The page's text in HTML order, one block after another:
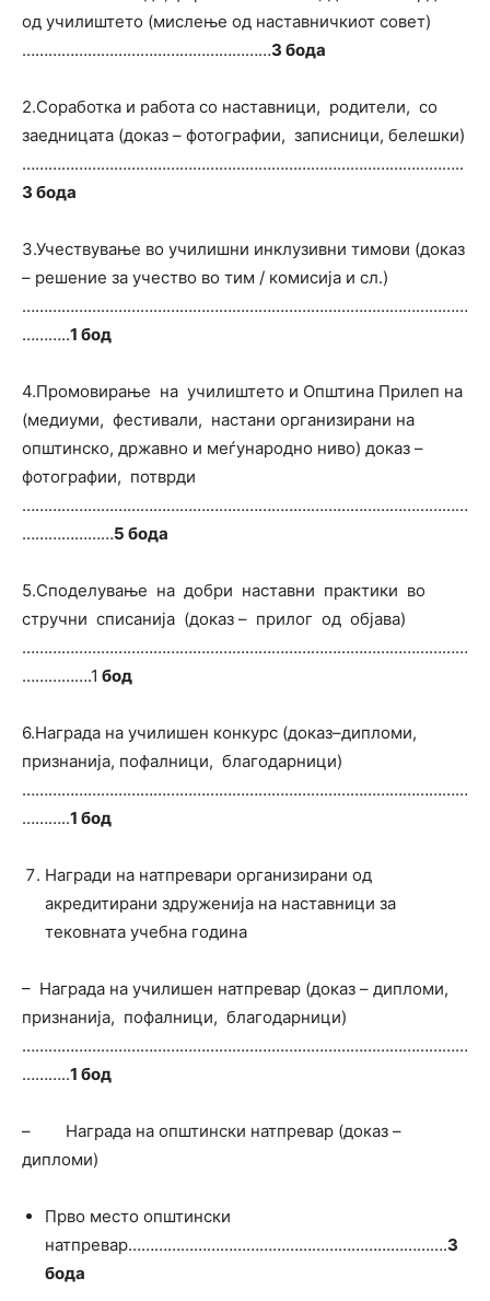
од училиштето (мислење од наставничкиот совет)
…………………………………………………3 бода
2.Соработка и работа со наставници, родители, со
заедницата (доказ – фотографии, записници, белешки)
………………………………………………………………………………………..
3 бода
3.Учествување во училишни инклузивни тимови (доказ
– решение за учество во тим / комисија и сл.)
…………………………………………………………………………………………
………..1 бод
4.Промовирање на училиштето и Општина Прилеп на
(медиуми, фестивали, настани организирани на
општинско, државно и меѓународно ниво) доказ –
фотографии, потврди
…………………………………………………………………………………………
…………………5 бода
5.Споделување на добри наставни практики во
стручни списанија (доказ – прилог од објава)
…………………………………………………………………………………………
…………….1 бод
6.Награда на училишен конкурс (доказ–дипломи,
признанија, пофалници, благодарници)
…………………………………………………………………………………………
………..1 бод
Награди на натпревари организирани од
акредитирани здруженија на наставници за
тековната учебна година
– Награда на училишен натпревар (доказ – дипломи,
признанија, пофалници, благодарници)
…………………………………………………………………………………………
………..1 бод
– Награда на општински натпревар (доказ –
дипломи)
Прво место општински
натпревар……………………………………………………………….3
бода